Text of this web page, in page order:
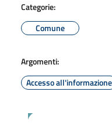
Categorie:
Comune
Argomenti:
Accesso all'informazione